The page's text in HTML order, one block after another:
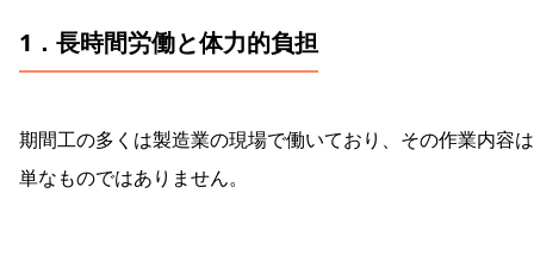
1．長時間労働と体力的負担
期間工の多くは製造業の現場で働いており、その作業内容
単なものではありません。